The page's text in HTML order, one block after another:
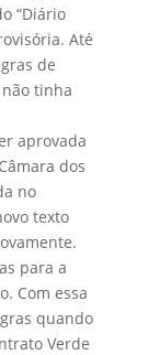
“Diário
Até
de
tinha
aprovada
dos
no
texto
para a
Com essa
quando
Verde